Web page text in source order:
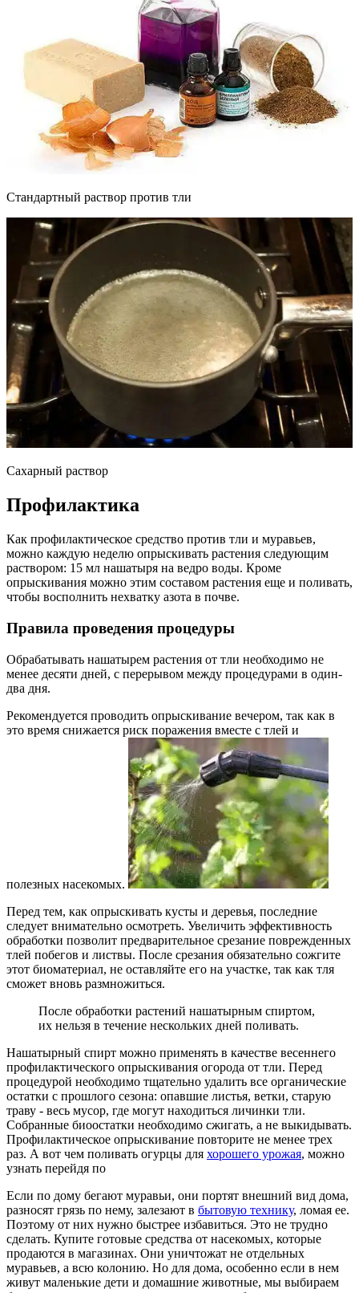
Стандартный раствор против тли
Сахарный раствор
Профилактика
Как профилактическое средство против тли и муравьев,
можно каждую неделю опрыскивать растения следующим
раствором: 15 мл нашатыря на ведро воды. Кроме
опрыскивания можно этим составом растения еще и поливать,
чтобы восполнить нехватку азота в почве.
Правила проведения процедуры
Обрабатывать нашатырем растения от тли необходимо не
менее десяти дней, с перерывом между процедурами в один-
два дня.
Рекомендуется проводить опрыскивание вечером, так как в
это время снижается риск поражения вместе с тлей и
полезных насекомых.
Перед тем, как опрыскивать кусты и деревья, последние
следует внимательно осмотреть. Увеличить эффективность
обработки позволит предварительное срезание поврежденных
тлей побегов и листвы. После срезания обязательно сожгите
этот биоматериал, не оставляйте его на участке, так как тля
сможет вновь размножиться.
После обработки растений нашатырным спиртом,
их нельзя в течение нескольких дней поливать.
Нашатырный спирт можно применять в качестве весеннего
профилактического опрыскивания огорода от тли. Перед
процедурой необходимо тщательно удалить все органические
остатки с прошлого сезона: опавшие листья, ветки, старую
траву - весь мусор, где могут находиться личинки тли.
Собранные биоостатки необходимо сжигать, а не выкидывать.
Профилактическое опрыскивание повторите не менее трех
раз. А вот чем поливать огурцы для хорошего урожая, можно
узнать перейдя по
Если по дому бегают муравьи, они портят внешний вид дома,
разносят грязь по нему, залезают в бытовую технику, ломая ее.
Поэтому от них нужно быстрее избавиться. Это не трудно
сделать. Купите готовые средства от насекомых, которые
продаются в магазинах. Они уничтожат не отдельных
муравьев, а всю колонию. Но для дома, особенно если в нем
живут маленькие дети и домашние животные, мы выбираем